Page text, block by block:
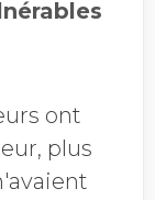
ont
plus